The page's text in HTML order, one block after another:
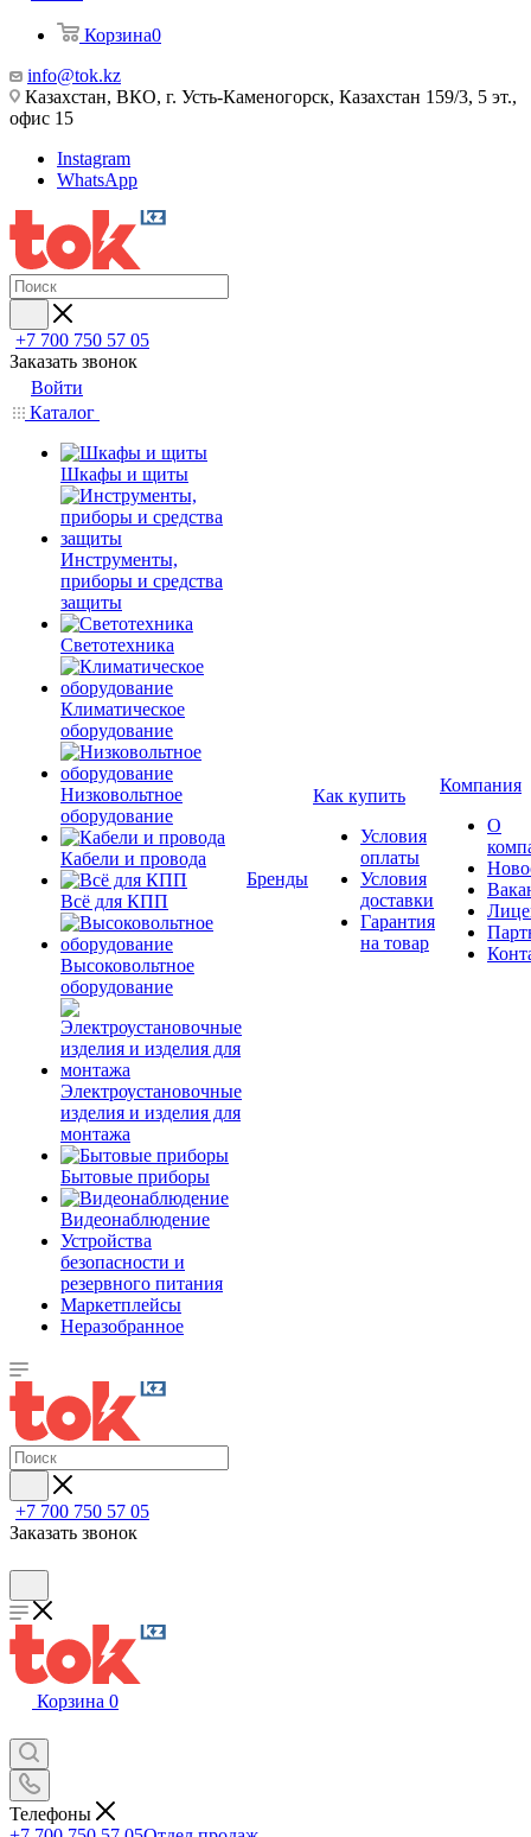
Корзина0
info@tok.kz
Казахстан, ВКО, г. Усть-Каменогорск, Казахстан 159/3, 5 эт.,
офис 15
Instagram
WhatsApp
+7 700 750 57 05
Заказать звонок
Войти
Каталог
Шкафы и щиты
Инструменты,
приборы и средства
защиты
Светотехника
Климатическое
оборудование
Низковольтное
оборудование
Кабели и провода
Всё для КПП
Высоковольтное
оборудование
Электроустановочные
изделия и изделия для
монтажа
Бытовые приборы
Видеонаблюдение
Устройства
безопасности и
резервного питания
Маркетплейсы
Неразобранное
Бренды
Как купить
Условия
оплаты
Условия
доставки
Гарантия
на товар
Компания
О
+7 700 750 57 05
Заказать звонок
Корзина 0
Телефоны